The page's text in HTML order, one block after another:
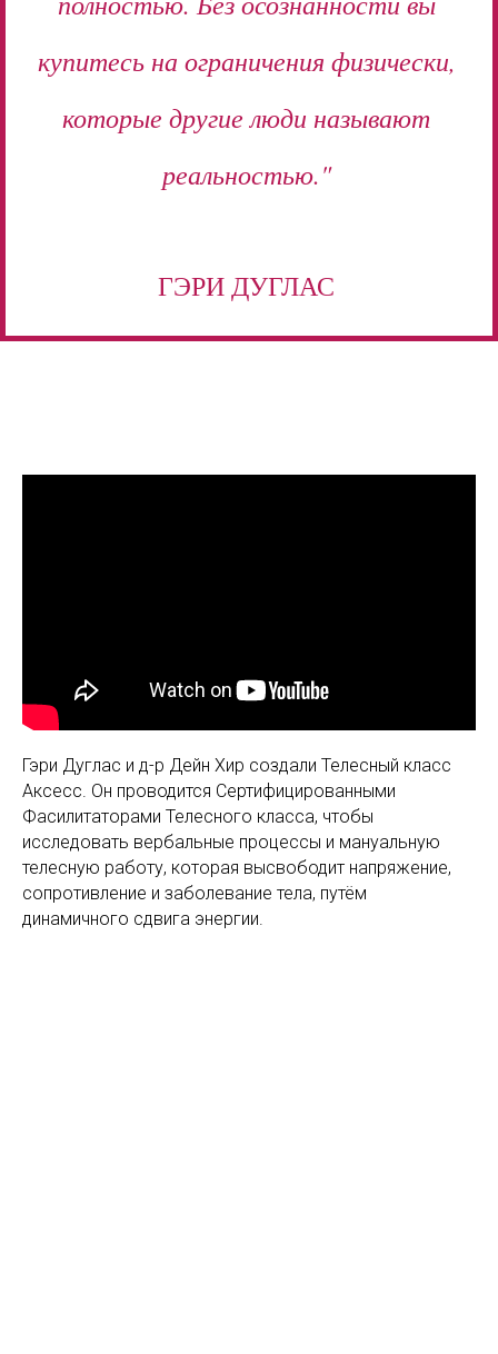
купитесь на ограничения физически,
которые другие люди называют
реальностью."
ГЭРИ ДУГЛАС
Гэри Дуглас и д-р Дейн Хир создали Телесный класс
Аксесс. Он проводится Сертифицированными
Фасилитаторами Телесного класса, чтобы
исследовать вербальные процессы и мануальную
телесную работу, которая высвободит напряжение,
сопротивление и заболевание тела, путём
динамичного сдвига энергии.